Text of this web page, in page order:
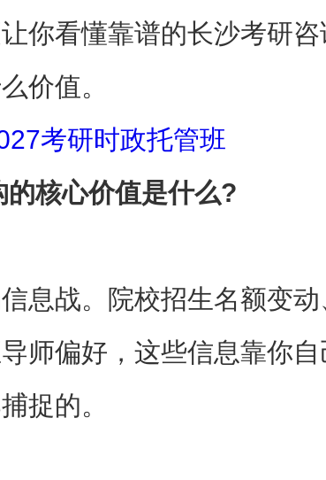
你看懂靠谱的长沙考研咨
价值。
核心价值是什么?
息战。院校招生名额变动
师偏好，这些信息靠你自
捉的。